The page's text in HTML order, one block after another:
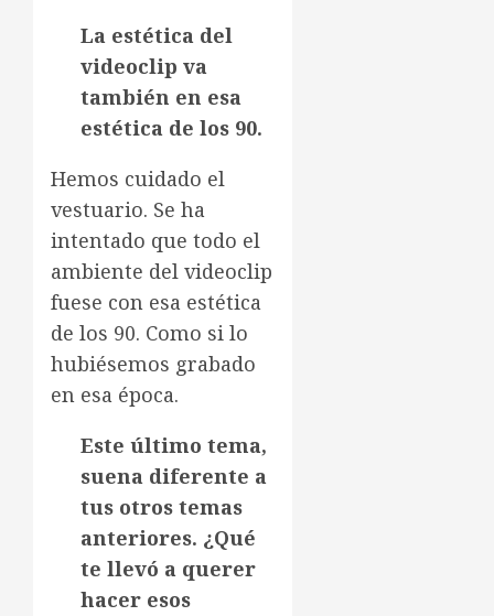
La estética del
videoclip va
también en esa
estética de los 90.
Hemos cuidado el
vestuario. Se ha
intentado que todo el
ambiente del videoclip
fuese con esa estética
de los 90. Como si lo
hubiésemos grabado
en esa época.
Este último tema,
suena diferente a
tus otros temas
anteriores. ¿Qué
te llevó a querer
hacer esos